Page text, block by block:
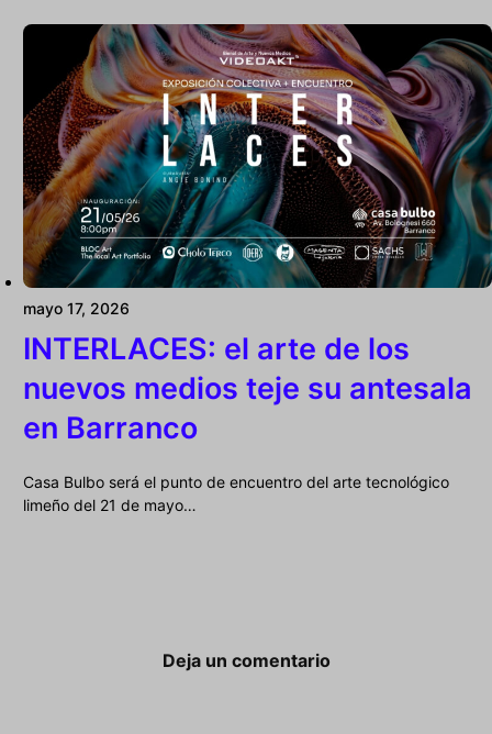
mayo 17, 2026
INTERLACES: el arte de los
nuevos medios teje su antesala
en Barranco
Casa Bulbo será el punto de encuentro del arte tecnológico
limeño del 21 de mayo…
Deja un comentario